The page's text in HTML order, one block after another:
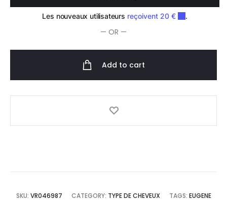
— OR —
Add to cart
SKU: VR046987 CATEGORY: TYPE DE CHEVEUX TAGS: EUGENE